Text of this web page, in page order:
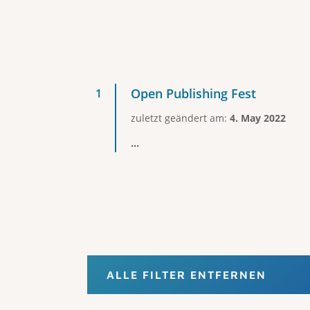
Open Publishing Fest
zuletzt geändert am: 4. May 2022
...
ALLE FILTER ENTFERNEN